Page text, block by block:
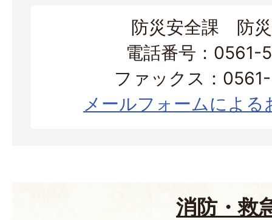
防災安全課 防
電話番号：0561-
ファックス：
メールフォームによる
消防・救